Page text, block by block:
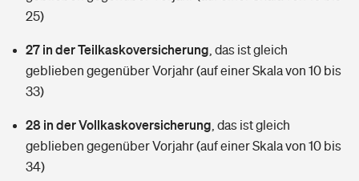
Wer versichert was: Jetzt Versicherer finden
Sie haben Fragen?
Mietkautionsversicherung
Restkreditversicherung
Zur Übersicht
Tools
Hundehalter-Haftpflicht
Handyversicherung
Zur Übersicht
Tools
Wer versichert was: Jetzt Versicherer finden
Sie haben Fragen?
25)
27 in der Teilkaskoversicherung das ist gleich
geblieben gegenüber Vorjahr (auf einer Skala von 10 bis
33)
28 in der Vollkaskoversicherung das ist gleich
geblieben gegenüber Vorjahr (auf einer Skala von 10 bis
34)